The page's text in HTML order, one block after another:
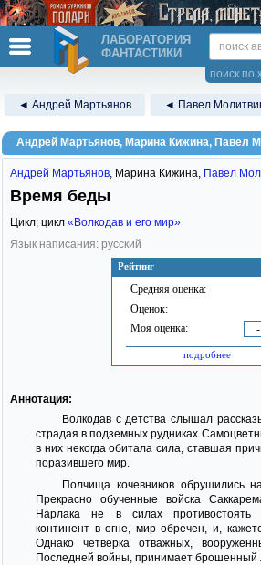
ЛАБОРАТОРИЯ
ФАНТАСТИКИ
поиск по
◄ Андрей Мартьянов ◄ Павел
Андрей Мартьянов, Марина Кижина, Павел
Рейтинг
Средняя оценка:
Оценок:
Моя оценка: -
подробнее
Андрей Мартьянов, Марина Кижина, Павел
Время беды
Цикл; цикл «Волкодав и его мир»
Язык написания: русский
Аннотация:
Волкодав с детства слышал
страдая в подземных рудниках
в них некогда обитала сила, ставшая
поразившего мир.
Полчища кочевников обрушились
Прекрасно обученные войска
Нарлака не в силах противостоять
континент в огне, мир обречен, и,
Однако четверка отважных,
Последней войны, принимает брошенный